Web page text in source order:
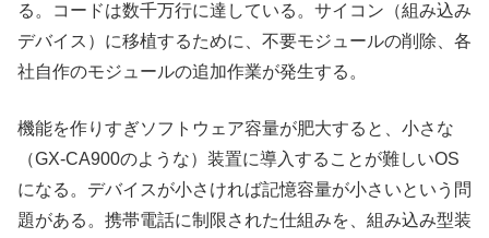
る。コードは数千万行に達している。サイコン（組み込み
デバイス）に移植するために、不要モジュールの削除、各
社自作のモジュールの追加作業が発生する。
機能を作りすぎソフトウェア容量が肥大すると、小さな
（GX-CA900のような）装置に導入することが難しいOS
になる。デバイスが小さければ記憶容量が小さいという問
題がある。携帯電話に制限された仕組みを、組み込み型装